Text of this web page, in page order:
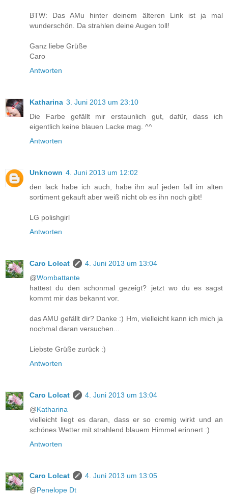
BTW: Das AMu hinter deinem älteren Link ist ja mal
wunderschön. Da strahlen deine Augen toll!
Ganz liebe Grüße
Caro
Antworten
Katharina 3. Juni 2013 um 23:10
Die Farbe gefällt mir erstaunlich gut, dafür, dass ich
eigentlich keine blauen Lacke mag. ^^
Antworten
Unknown 4. Juni 2013 um 12:02
den lack habe ich auch, habe ihn auf jeden fall im alten
sortiment gekauft aber weiß nicht ob es ihn noch gibt!
LG polishgirl
Antworten
Caro Lolcat
4. Juni 2013 um 13:04
@Wombattante
hattest du den schonmal gezeigt? jetzt wo du es sagst
kommt mir das bekannt vor.
das AMU gefällt dir? Danke :) Hm, vielleicht kann ich mich ja
nochmal daran versuchen...
Liebste Grüße zurück :)
Antworten
Caro Lolcat
4. Juni 2013 um 13:04
@Katharina
vielleicht liegt es daran, dass er so cremig wirkt und an
schönes Wetter mit strahlend blauem Himmel erinnert :)
Antworten
Caro Lolcat
4. Juni 2013 um 13:05
@Penelope Dt